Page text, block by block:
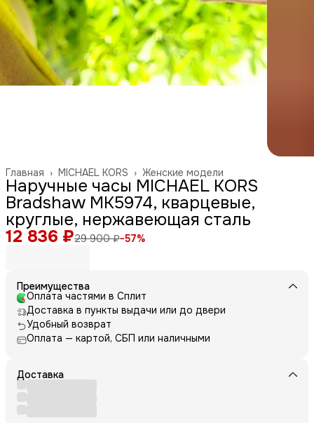
Женские модели
MICHAEL KORS ›
Главная ›
Наручные часы MICHAEL KORS
Bradshaw MK5974, кварцевые,
круглые, нержавеющая сталь
12 836 ₽29 900 ₽−57%
Преимущества
Оплата частями в Сплит
Доставка в пункты выдачи или до двери
Удобный возврат
Оплата — картой, СБП или наличными
Доставка